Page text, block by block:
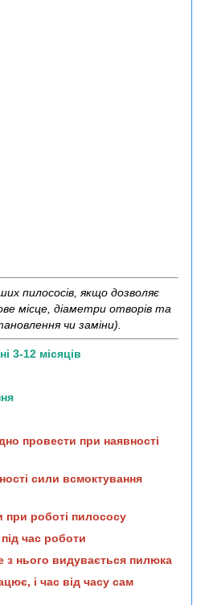
пилососів, якщо дозволяє
місце, діаметри отворів та
чи заміни).
3-12 місяців
провести при наявності
сили всмоктування
при роботі пилососу
час роботи
нього видувається пилюка
і час від часу сам